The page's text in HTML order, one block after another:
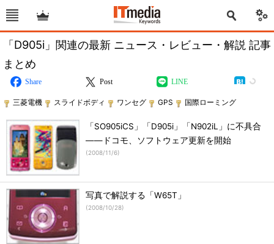
「D905i」関連の最新 ニュース・レビュー・解説 記事
まとめ
Share Post LINE
三菱電機 スライドボディ ワンセグ GPS 国際ローミング
「SO905iCS」「D905i」「N902iL」に不具合
――ドコモ、ソフトウェア更新を開始
(2008/11/6)
写真で解説する「W65T」
(2008/10/28)